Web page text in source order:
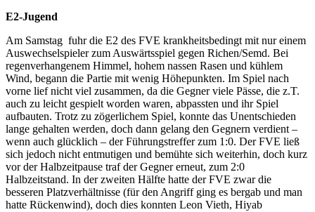
E2-Jugend
Am Samstag fuhr die E2 des FVE krankheitsbedingt mit nur einem
Auswechselspieler zum Auswärtsspiel gegen Richen/Semd. Bei
regenverhangenem Himmel, hohem nassen Rasen und kühlem
Wind, begann die Partie mit wenig Höhepunkten. Im Spiel nach
vorne lief nicht viel zusammen, da die Gegner viele Pässe, die z.T.
auch zu leicht gespielt worden waren, abpassten und ihr Spiel
aufbauten. Trotz zu zögerlichem Spiel, konnte das Unentschieden
lange gehalten werden, doch dann gelang den Gegnern verdient –
wenn auch glücklich – der Führungstreffer zum 1:0. Der FVE ließ
sich jedoch nicht entmutigen und bemühte sich weiterhin, doch kurz
vor der Halbzeitpause traf der Gegner erneut, zum 2:0
Halbzeitstand. In der zweiten Hälfte hatte der FVE zwar die
besseren Platzverhältnisse (für den Angriff ging es bergab und man
hatte Rückenwind), doch dies konnten Leon Vieth, Hiyab